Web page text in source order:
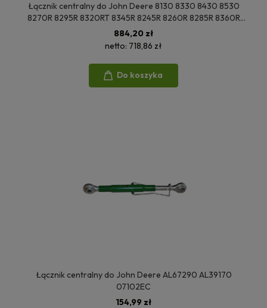
Łącznik centralny do John Deere 8130 8330 8430 8530
8270R 8295R 8320RT 8345R 8245R 8260R 8285R 8360R
RE278964
884,20 zł
netto: 718,86 zł
Do koszyka
Łącznik centralny do John Deere AL67290 AL39170
07102EC
154,99 zł